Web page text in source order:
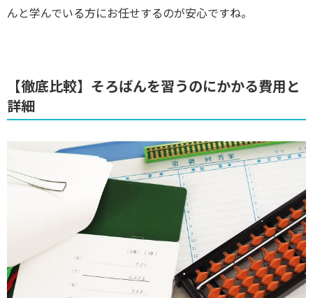
んと学んでいる方にお任せするのが安心ですね。
【徹底比較】そろばんを習うのにかかる費用と
詳細